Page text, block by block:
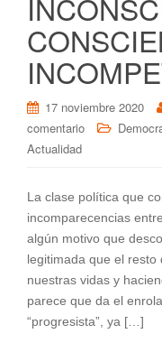
17 noviembre 2020
comentario
Actualidad
La clase política que
incomparecencias
algún motivo que
legitimada que el
nuestras vidas y
parece que da el
“progresista”, ya […]